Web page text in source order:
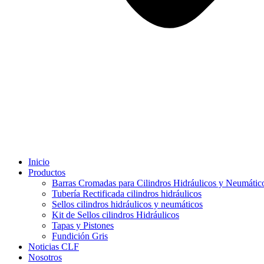
Inicio
Productos
Barras Cromadas para Cilindros Hidráulicos y
Tubería Rectificada cilindros hidráulicos
Sellos cilindros hidráulicos y neumáticos
Kit de Sellos cilindros Hidráulicos
Tapas y Pistones
Fundición Gris
Noticias CLF
Nosotros